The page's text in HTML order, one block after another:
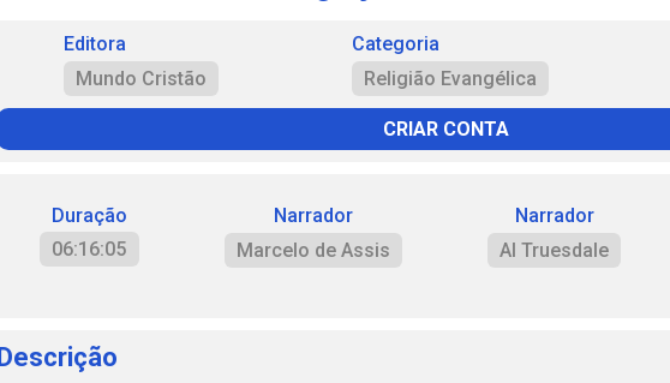
Editora
Mundo Cristão
Categoria
Religião Evangélica
CRIAR CONTA
Duração
06:16:05
Narrador
Marcelo de Assis
Narrador
Al Truesdale